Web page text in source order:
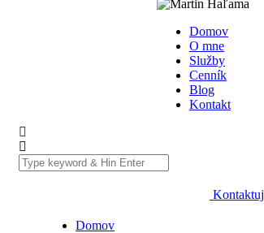
Domov
O mne
Služby
Cenník
Blog
Kontakt
Kontaktuj
Domov